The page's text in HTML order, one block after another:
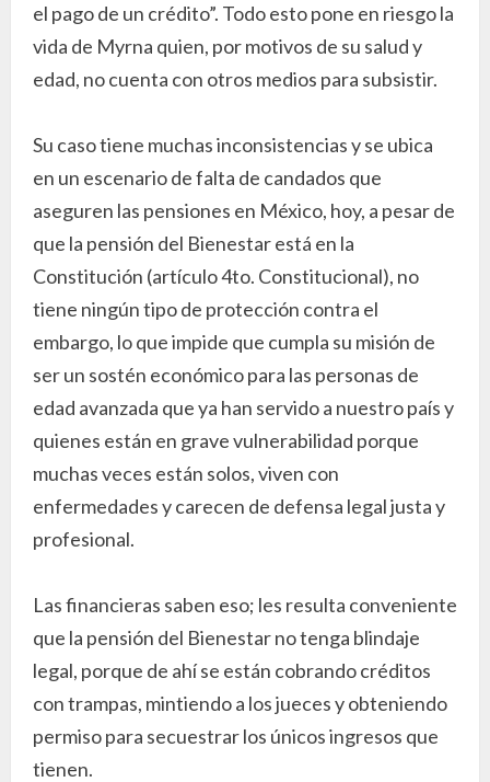
el pago de un crédito”. Todo esto pone en riesgo la
vida de Myrna quien, por motivos de su salud y
edad, no cuenta con otros medios para subsistir.
Su caso tiene muchas inconsistencias y se ubica
en un escenario de falta de candados que
aseguren las pensiones en México, hoy, a pesar de
que la pensión del Bienestar está en la
Constitución (artículo 4to. Constitucional), no
tiene ningún tipo de protección contra el
embargo, lo que impide que cumpla su misión de
ser un sostén económico para las personas de
edad avanzada que ya han servido a nuestro país y
quienes están en grave vulnerabilidad porque
muchas veces están solos, viven con
enfermedades y carecen de defensa legal justa y
profesional.
Las financieras saben eso; les resulta conveniente
que la pensión del Bienestar no tenga blindaje
legal, porque de ahí se están cobrando créditos
con trampas, mintiendo a los jueces y obteniendo
permiso para secuestrar los únicos ingresos que
tienen.